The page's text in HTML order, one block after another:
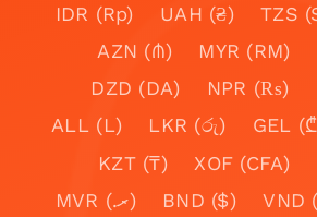
IDR (Rp)
UAH (₴) TZS
AZN (₼)
MYR (RM)
DZD (DA)
NPR (₨)
ALL (L)
LKR (රු) GEL
KZT (₸)
XOF (CFA)
MVR (.ރ)
BND ($) VND